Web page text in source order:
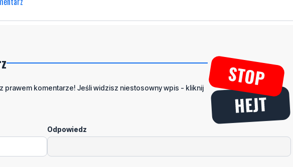
prawem komentarze! Jeśli widzisz niestosowny wpis - kliknij
Odpowiedz